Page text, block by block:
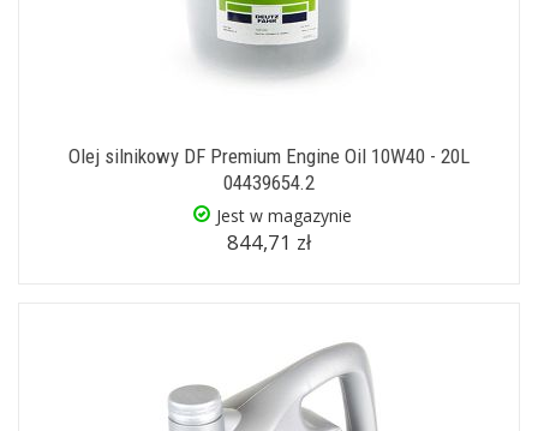
Olej silnikowy DF Premium Engine Oil 10W40 - 20L
04439654.2
Jest w magazynie
844,71 zł